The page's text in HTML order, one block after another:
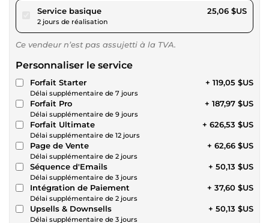
Service basiquepour 23,10 $US
2 jours de réalisation
25,06 $US
Ce vendeur n’est pas assujetti à la TVA.
Personnaliser le service
Forfait Starter
Délai supplémentaire de 7 jours
+ 119,05 $US
Forfait Pro
Délai supplémentaire de 9 jours
+ 187,97 $US
Forfait Ultimate
Délai supplémentaire de 12 jours
+ 626,53 $US
Page de Vente
Délai supplémentaire de 2 jours
+ 62,66 $US
Séquence d'Emails
Délai supplémentaire de 3 jours
+ 50,13 $US
Intégration de Paiement
Délai supplémentaire de 2 jours
+ 37,60 $US
Upsells & Downsells
Délai supplémentaire de 3 jours
+ 50,13 $US